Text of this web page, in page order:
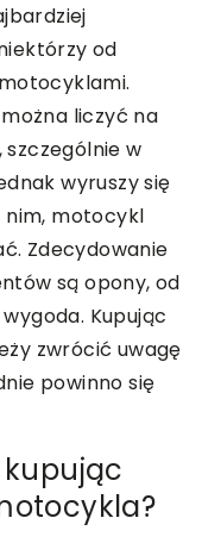
od
liczyć na
w
wyruszy się
nim, motocykl
Zdecydowanie
są opony, od
Kupując
zwrócić uwagę
powinno się